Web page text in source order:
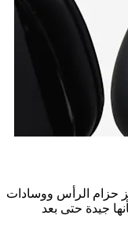
حزام الرأس ووسادات
جيدة حتى بعد